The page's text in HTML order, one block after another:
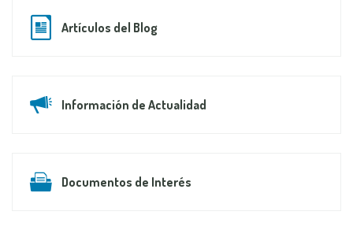
Artículos del Blog
Información de Actualidad
Documentos de Interés